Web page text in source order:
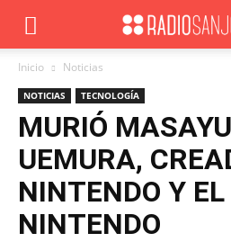
Inicio Noticias
NOTICIAS TECNOLOGÍA
MURIÓ
UEMURA,
NINTENDO Y
NINTENDO